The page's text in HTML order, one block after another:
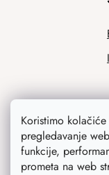
Koristimo
pregledavanje
funkcije,
prometa na web